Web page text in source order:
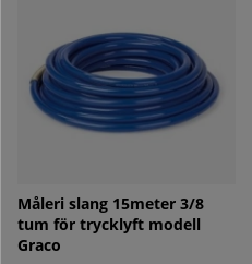
Måleri slang 15meter 3/8
tum för trycklyft modell
Graco